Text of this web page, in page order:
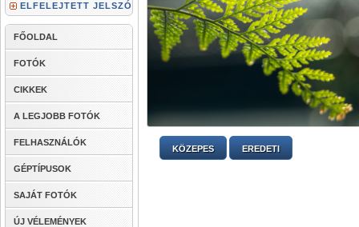
ELFELEJTETT JELSZÓ
FŐOLDAL
FOTÓK
CIKKEK
A LEGJOBB FOTÓK
FELHASZNÁLÓK
GÉPTÍPUSOK
SAJÁT FOTÓK
ÚJ VÉLEMÉNYEK
KÖZEPES EREDETI